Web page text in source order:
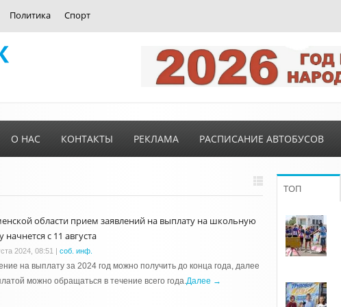
Политика Спорт
О НАС КОНТАКТЫ РЕКЛАМА РАСПИСАНИЕ АВТОБУСОВ
области прием заявлений на выплату на школьную
с 11 августа
2024, 08:51 | соб. инф.
на выплату за 2024 год можно получить до конца года, далее
можно обращаться в течение всего года.Далее →
ТОП